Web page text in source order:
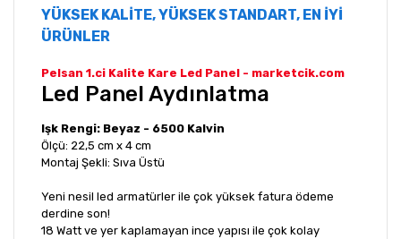
YÜKSEK KALİTE, YÜKSEK STANDART, EN İYİ
ÜRÜNLER
Pelsan 1.ci Kalite Kare Led Panel - marketcik.com
Led Panel Aydınlatma
Işk Rengi: Beyaz - 6500 Kalvin
Ölçü: 22,5 cm x 4 cm
Montaj Şekli: Sıva Üstü
Yeni nesil led armatürler ile çok yüksek fatura ödeme
derdine son!
18 Watt ve yer kaplamayan ince yapısı ile çok kolay